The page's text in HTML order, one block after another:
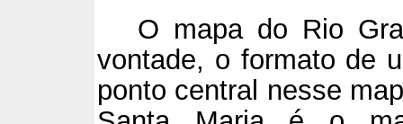
O mapa do Rio
vontade, o formato de
ponto central nesse